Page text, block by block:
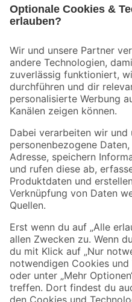
Der toom Newsletter: Keine
Zur Newsletter Anmeldung
Folge uns
Zahlungsarten
Sicher einkaufen
Jetzt die toom-App